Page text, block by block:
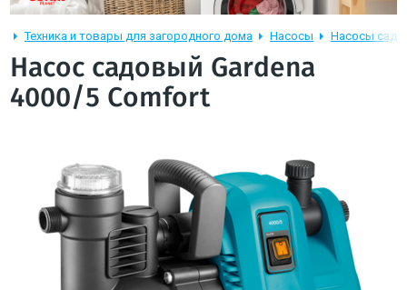
Техника и товары для загородного дома Насосы Насосы
Насос садовый Gardena
4000/5 Comfort